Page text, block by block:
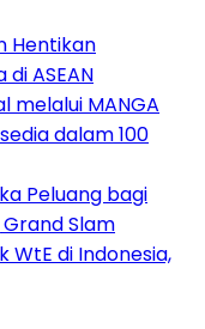
Hentikan
ASEAN
melalui MANGA
dalam 100
Peluang bagi
Slam
WtE di Indonesia,